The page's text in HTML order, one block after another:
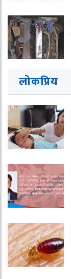
लोकप्रिय